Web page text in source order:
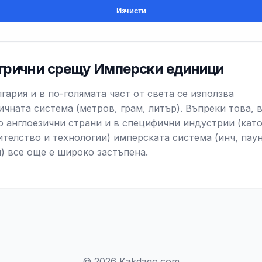
Изчисти
срещу Имперски единици
и в по-голямата част от света се използва
система (метров, грам, литър). Въпреки това, в
англоезични страни и в специфични индустрии (като
и технологии) имперската система (инч,
все още е широко застъпена.